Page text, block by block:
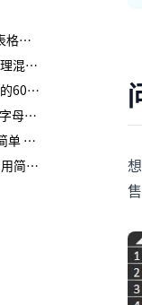
数据清洗工具：2026 年清理杂乱电子表格的 12 款最佳选择
未受保护且未隐藏：获取访问后如何清理混乱数据
脏数据会毁掉你的职业生涯。这里有你的60秒恢复计划。
厌倦手动排序? 用 AI 在 Excel 中即时按字母排序
Excel 文本合并：告别繁琐公式，改用简单 AI 提示词
厌倦了复杂的 MID/LEFT/RIGHT 公式？用简单的语言拆分 Excel 文本